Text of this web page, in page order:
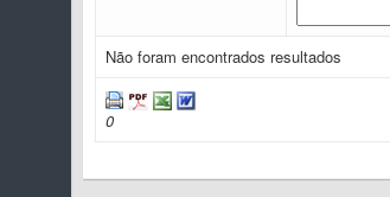
Não foram encontrados resultados
0